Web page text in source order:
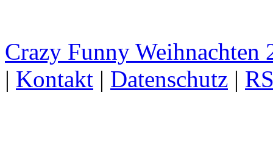
Crazy Funny Weihnachten
| Kontakt | Datenschutz |